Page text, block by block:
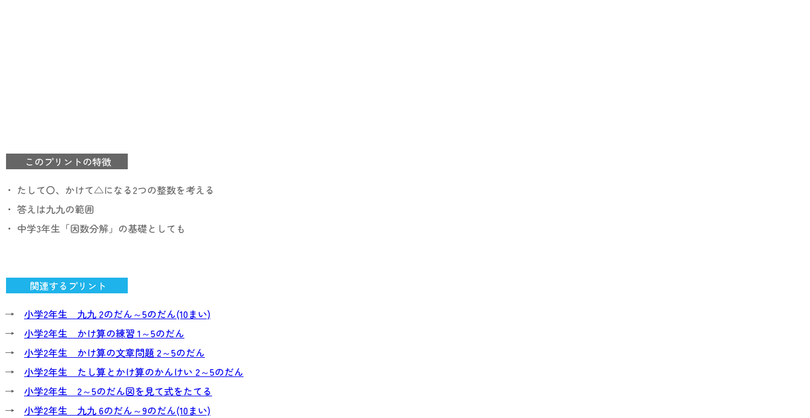
このプリントの特徴
・ たして〇、かけて△になる2つの整数を考える
・ 答えは九九の範囲
・ 中学3年生「因数分解」の基礎としても
関連するプリント
→ 小学2年生 九九 2のだん～5のだん(10まい)
→ 小学2年生 かけ算の練習 1～5のだん
→ 小学2年生 かけ算の文章問題 2～5のだん
→ 小学2年生 たし算とかけ算のかんけい 2～5のだん
→ 小学2年生 2～5のだん図を見て式をたてる
→ 小学2年生 九九 6のだん～9のだん(10まい)